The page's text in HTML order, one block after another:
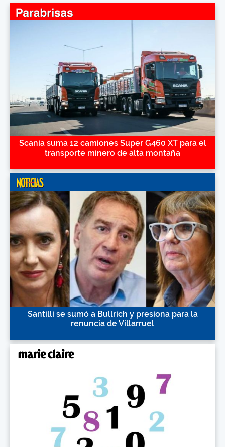
Scania suma 12 camiones Super G460 XT para el
transporte minero de alta montaña
Santilli se sumó a Bullrich y presiona para la
renuncia de Villarruel